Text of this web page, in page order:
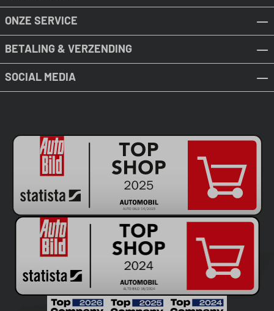
ONZE SERVICE
BETALING & VERZENDING
SOCIAL MEDIA